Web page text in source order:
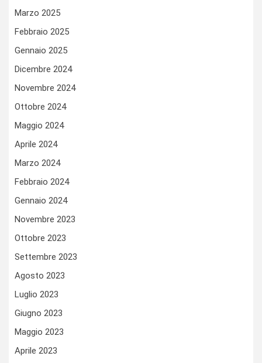
Marzo 2025
Febbraio 2025
Gennaio 2025
Dicembre 2024
Novembre 2024
Ottobre 2024
Maggio 2024
Aprile 2024
Marzo 2024
Febbraio 2024
Gennaio 2024
Novembre 2023
Ottobre 2023
Settembre 2023
Agosto 2023
Luglio 2023
Giugno 2023
Maggio 2023
Aprile 2023